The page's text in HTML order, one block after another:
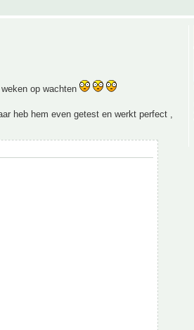
op wachten
heb hem even getest en werkt perfect ,